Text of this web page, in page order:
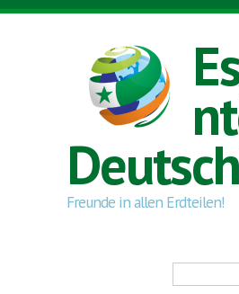
Direkt zum Inhalt
Freunde in allen Erdteilen!